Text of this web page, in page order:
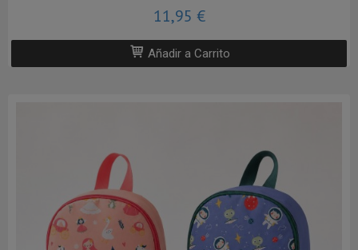
11,95 €
Añadir a Carrito